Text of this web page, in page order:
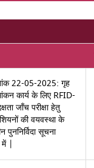
22-05-2025: गृह
कार्य के लिए RFID-
जाँच परीक्षा हेतु
की वयवस्था के
पुननिर्विदा सूचना
में |